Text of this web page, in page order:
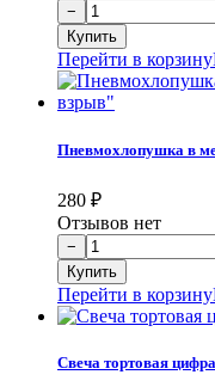
Перейти в корзину
Пневмохлопушка в
280 ₽
Отзывов нет
Перейти в корзину
Свеча тортовая